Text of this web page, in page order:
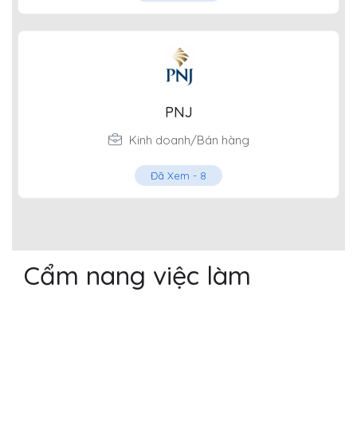
PNJ
Kinh doanh/Bán hàng
Đã Xem - 8
Cẩm nang việc làm